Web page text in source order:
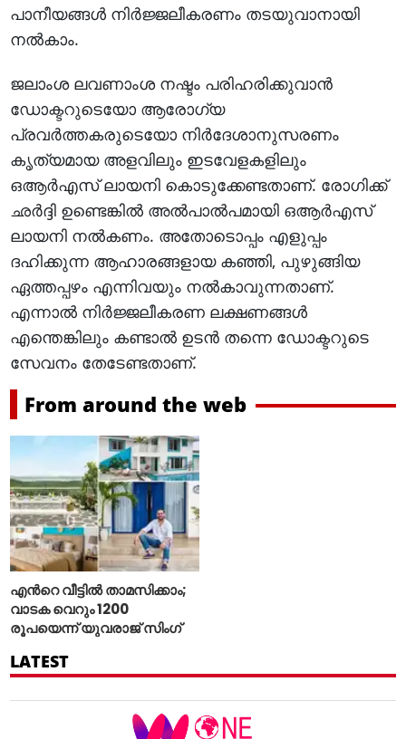
പാനീയങ്ങള്‍ നിര്‍ജ്ജലീകരണം തടയുവാനായി
നല്‍കാം.
ജലാംശ ലവണാംശ നഷ്ടം പരിഹരിക്കുവാന്‍
ഡോക്ടറുടെയോ ആരോഗ്യ
പ്രവര്‍ത്തകരുടെയോ നിര്‍ദേശാനുസരണം
കൃത്യമായ അളവിലും ഇടവേളകളിലും
ഒആര്‍എസ് ലായനി കൊടുക്കേണ്ടതാണ്. രോഗിക്ക്
ഛര്‍ദ്ദി ഉണ്ടെങ്കില്‍ അല്‍പാല്‍പമായി ഒആര്‍എസ്
ലായനി നല്‍കണം. അതോടൊപ്പം എളുപ്പം
ദഹിക്കുന്ന ആഹാരങ്ങളായ കഞ്ഞി, പുഴുങ്ങിയ
ഏത്തപ്പഴം എന്നിവയും നല്‍കാവുന്നതാണ്.
എന്നാല്‍ നിര്‍ജ്ജലീകരണ ലക്ഷണങ്ങള്‍
എന്തെങ്കിലും കണ്ടാല്‍ ഉടന്‍ തന്നെ ഡോക്ടറുടെ
സേവനം തേടേണ്ടതാണ്.
From around the web
എന്‍റെ വീട്ടില്‍ താമസിക്കാം;
വാടക വെറും 1200
രൂപയെന്ന് യുവരാജ് സിംഗ്
LATEST